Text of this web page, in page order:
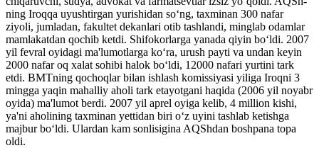
ning Iroqqa uyushtirgan yurishidan so‘ng, taxminan 300 nafar
ziyoli, jumladan, fakultet dekanlari otib tashlandi, minglab odamlar
mamlakatdan qochib ketdi. Shifokorlarga yanada qiyin bo‘ldi. 2007
yil fevral oyidagi ma'lumotlarga ko‘ra, urush payti va undan keyin
2000 nafar oq xalat sohibi halok bo‘ldi, 12000 nafari yurtini tark
etdi. BMTning qochoqlar bilan ishlash komissiyasi yiliga Iroqni 3
ming­ga yaqin mahalliy aholi tark etayotgani haqida (2006 yil noyabr
oyida) ma'lumot berdi. 2007 yil aprel oyiga kelib, 4 million kishi,
ya'ni aholining taxminan yettidan biri o‘z uyini tashlab ketishga
majbur bo‘ldi. Ulardan kam sonlisigina AQSh­dan boshpana topa
oldi.